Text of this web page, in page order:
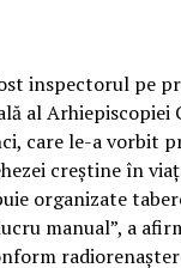
inspectorul pe
al
care le-a vorbit
creștine în
organizate
manual”, a